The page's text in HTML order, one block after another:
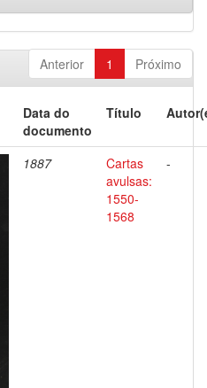
Anterior 1 Próximo
Data do
documento
Título
1887
Cartas
avulsas:
1550-
1568
-